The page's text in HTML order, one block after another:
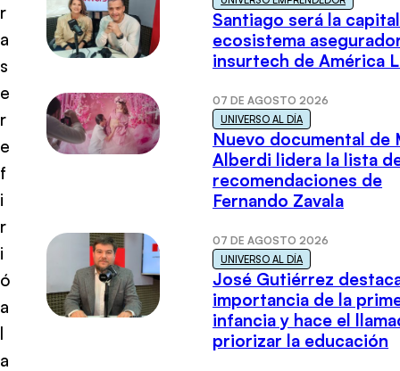
r
a
s
e
r
e
f
i
r
i
ó
a
l
a
Santiago será la
ecosistema
insurtech de América
07 DE AGOSTO 2026
UNIVERSO AL DÍA
Nuevo documental de
Alberdi lidera la lista
recomendaciones de
Fernando Zavala
07 DE AGOSTO 2026
UNIVERSO AL DÍA
José Gutiérrez
importancia de la
infancia y hace el
priorizar la educación